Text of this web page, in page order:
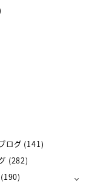
ログ (141)
(282)
(190)